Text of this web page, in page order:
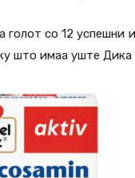
со 12 успешни
што имаа уште